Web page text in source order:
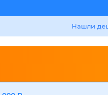
Нашли